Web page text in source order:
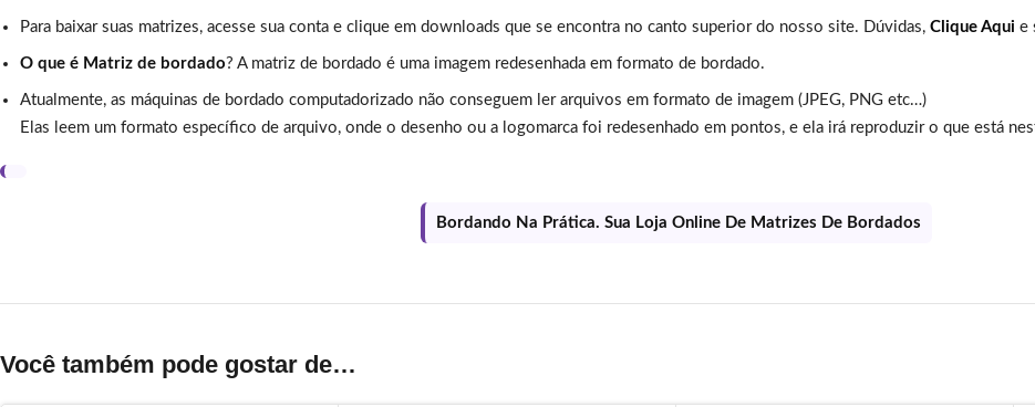
Para baixar suas matrizes, acesse sua conta e clique em downloads que se encontra no canto superior do nosso site. Dúvidas, Clique Aqui e
O que é Matriz de bordado? A matriz de bordado é uma imagem redesenhada em formato de bordado.
Atualmente, as máquinas de bordado computadorizado não conseguem ler arquivos em formato de imagem (JPEG, PNG etc…)
Elas leem um formato específico de arquivo, onde o desenho ou a logomarca foi redesenhado em pontos, e ela irá reproduzir o que está
Bordando Na Prática. Sua Loja Online De Matrizes De Bordados
Você também pode gostar de…